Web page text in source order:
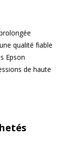
qualité fiable
Epson
de haute